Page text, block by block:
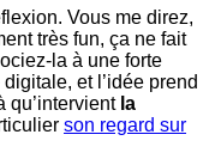
Vous me direz,
très fun, ça ne fait
la à une forte
et l’idée prend
qu’intervient la
son regard sur